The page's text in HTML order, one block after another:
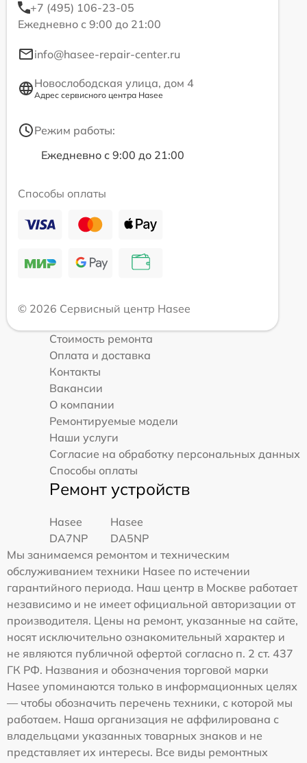
+7 (495) 106-23-05
Ежедневно с 9:00 до 21:00
info@hasee-repair-center.ru
Новослободская улица, дом 4
Адрес сервисного центра Hasee
Режим работы:
Ежедневно с 9:00 до 21:00
Способы оплаты
© 2026 Сервисный центр Hasee
Стоимость ремонта
Оплата и доставка
Контакты
Вакансии
О компании
Ремонтируемые модели
Наши услуги
Согласие на обработку персональных данных
Способы оплаты
Ремонт устройств
Hasee
DA7NP
Hasee
DA5NP
Мы занимаемся ремонтом и техническим
обслуживанием техники Hasee по истечении
гарантийного периода. Наш центр в Москве работает
независимо и не имеет официальной авторизации от
производителя. Цены на ремонт, указанные на сайте,
носят исключительно ознакомительный характер и
не являются публичной офертой согласно п. 2 ст. 437
ГК РФ. Названия и обозначения торговой марки
Hasee упоминаются только в информационных целях
— чтобы обозначить перечень техники, с которой мы
работаем. Наша организация не аффилирована с
владельцами указанных товарных знаков и не
представляет их интересы. Все виды ремонтных